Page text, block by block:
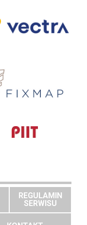
REGULAMIN
SERWISU